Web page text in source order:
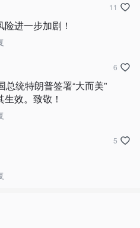
进一步加剧！
11
统特朗普签署“大而美”
效。致敬！
6
5